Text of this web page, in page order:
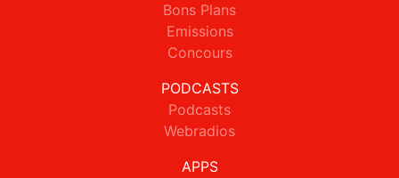
Bons Plans
Emissions
Concours
PODCASTS
Podcasts
Webradios
APPS